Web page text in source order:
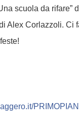
scuola da rifare”
Alex Corlazzoli. Ci